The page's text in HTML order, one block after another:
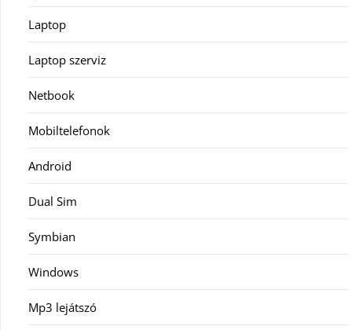
Laptop
Laptop szerviz
Netbook
Mobiltelefonok
Android
Dual Sim
Symbian
Windows
Mp3 lejátszó